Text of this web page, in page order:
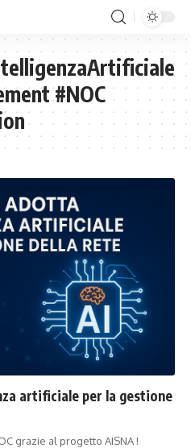
#NOC
artificiale per la gestione
grazie al progetto AISNA !